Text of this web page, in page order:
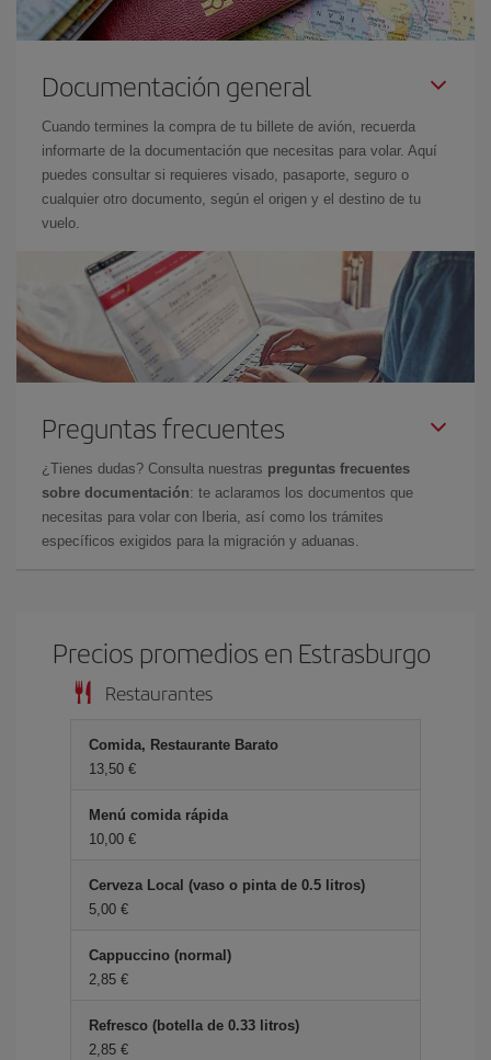
Documentación general
Cuando termines la compra de tu billete de avión, recuerda
informarte de la documentación que necesitas para volar. Aquí
puedes consultar si requieres visado, pasaporte, seguro o
cualquier otro documento, según el origen y el destino de tu
vuelo.
Preguntas frecuentes
¿Tienes dudas? Consulta nuestras preguntas frecuentes
sobre documentación: te aclaramos los documentos que
necesitas para volar con Iberia, así como los trámites
específicos exigidos para la migración y aduanas.
Precios promedios en Estrasburgo
Restaurantes
Comida, Restaurante Barato
13,50 €
Menú comida rápida
10,00 €
Cerveza Local (vaso o pinta de 0.5 litros)
5,00 €
Cappuccino (normal)
2,85 €
Refresco (botella de 0.33 litros)
2,85 €